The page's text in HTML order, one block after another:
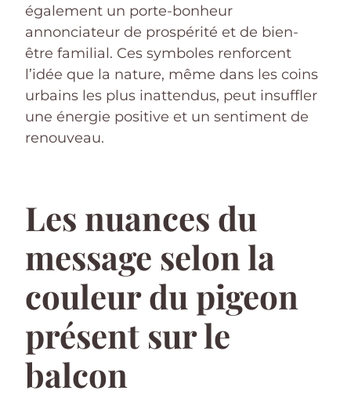
également un porte-bonheur
annonciateur de prospérité et de bien-
être familial. Ces symboles renforcent
l’idée que la nature, même dans les coins
urbains les plus inattendus, peut insuffler
une énergie positive et un sentiment de
renouveau.
Les nuances du
message selon la
couleur du pigeon
présent sur le
balcon